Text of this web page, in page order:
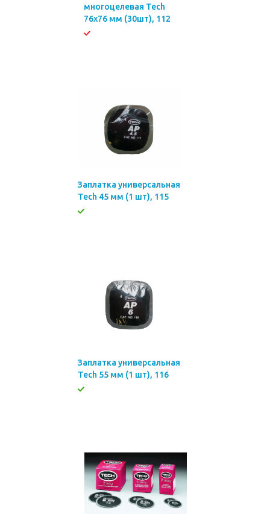
многоцелевая Tech
76х76 мм (30шт), 112
Заплатка универсальная
Tech 45 мм (1 шт), 115
Заплатка универсальная
Tech 55 мм (1 шт), 116